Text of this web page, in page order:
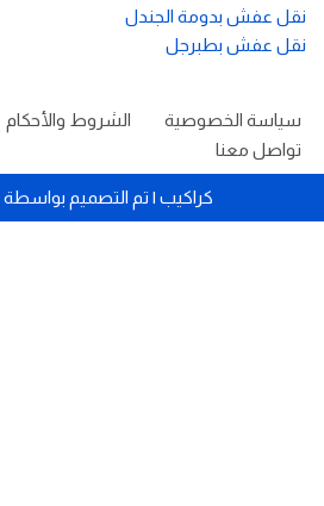
نقل عفش بدومة الجندل
نقل عفش بطبرجل
سياسة الخصوصية الشروط والأحكام
تواصل معنا
كراكيب | تم التصميم بواسطة